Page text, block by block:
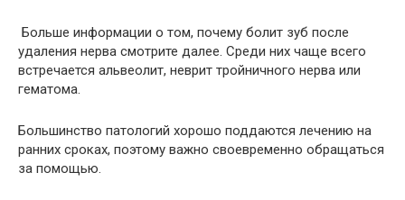
Больше информации о том, почему болит зуб после
удаления нерва смотрите далее. Среди них чаще всего
встречается альвеолит, неврит тройничного нерва или
гематома.
Большинство патологий хорошо поддаются лечению на
ранних сроках, поэтому важно своевременно обращаться
за помощью.